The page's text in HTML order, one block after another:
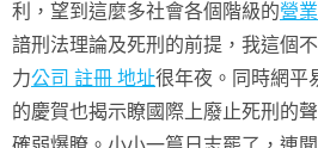
利，望到這麼多社會各個階級的營
諳刑法理論及死刑的前提，我這個
力公司 註冊 地址很年夜。同時網平
的慶賀也揭示瞭國際上廢止死刑的